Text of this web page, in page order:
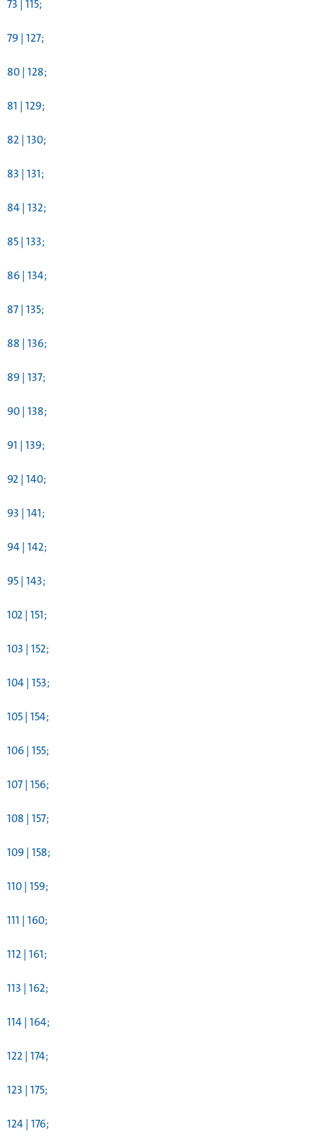
73 | 115;
79 | 127;
80 | 128;
81 | 129;
82 | 130;
83 | 131;
84 | 132;
85 | 133;
86 | 134;
87 | 135;
88 | 136;
89 | 137;
90 | 138;
91 | 139;
92 | 140;
93 | 141;
94 | 142;
95 | 143;
102 | 151;
103 | 152;
104 | 153;
105 | 154;
106 | 155;
107 | 156;
108 | 157;
109 | 158;
110 | 159;
111 | 160;
112 | 161;
113 | 162;
114 | 164;
122 | 174;
123 | 175;
124 | 176;